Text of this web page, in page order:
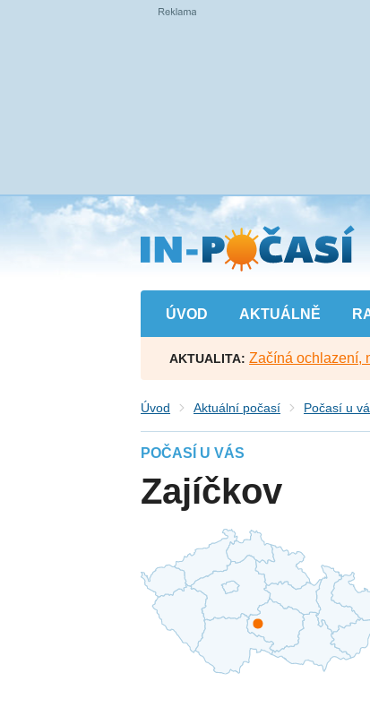
Přejít
na
hlavní
obsah
ÚVOD AKTUÁLNĚ
AKTUALITA: Začíná ochlazení,
Úvod Aktuální počasí Počasí u
POČASÍ U VÁS
Zajíčkov